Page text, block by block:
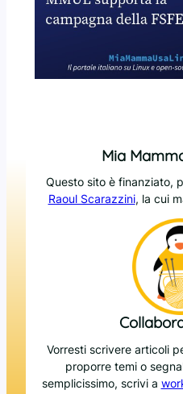
Mia
Questo sito è finanziato,
Raoul Scarazzini, la cui
Vorresti scrivere articoli
proporre temi o
semplicissimo, scrivi a